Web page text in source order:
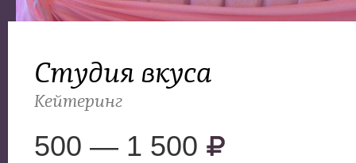
Студия вкуса
Кейтеринг
500 — 1 500